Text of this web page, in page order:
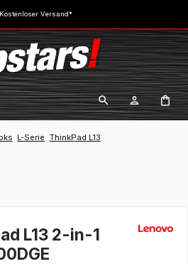
Kostenloser Versand*
L-Serie ThinkPad L13
L13 2-in-1